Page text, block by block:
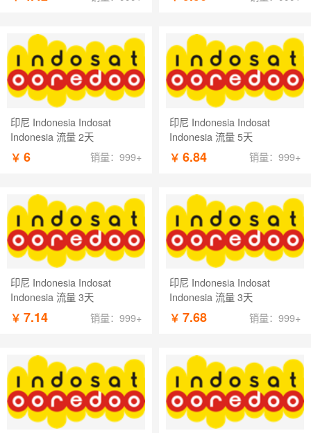
印尼 Indonesia Indosat
Indonesia 流量 2天
￥ 6 销量：999+
印尼 Indonesia Indosat
Indonesia 流量 5天
￥ 6.84 销量：999+
印尼 Indonesia Indosat
Indonesia 流量 3天
￥ 7.14 销量：999+
印尼 Indonesia Indosat
Indonesia 流量 3天
￥ 7.68 销量：999+